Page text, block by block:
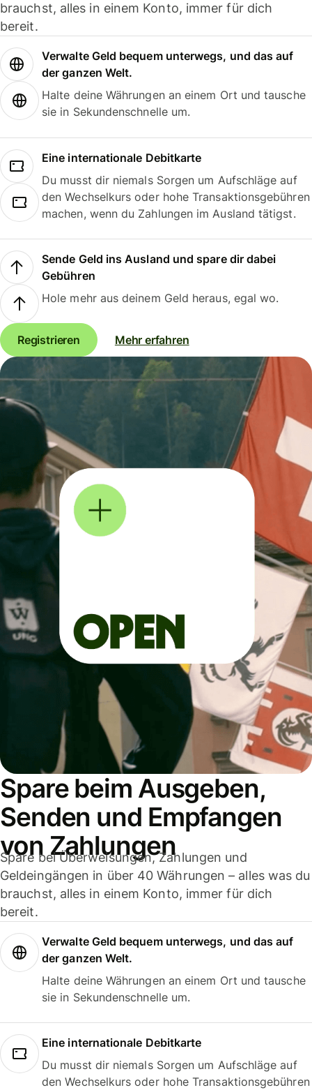
brauchst, alles in einem Konto, immer für dich
bereit.
Verwalte Geld bequem unterwegs, und das auf
der ganzen Welt.
Halte deine Währungen an einem Ort und tausche
sie in Sekundenschnelle um.
Eine internationale Debitkarte
Du musst dir niemals Sorgen um Aufschläge auf
den Wechselkurs oder hohe Transaktionsgebühren
machen, wenn du Zahlungen im Ausland tätigst.
Sende Geld ins Ausland und spare dir dabei
Gebühren
Hole mehr aus deinem Geld heraus, egal wo.
Registrieren Mehr erfahren
Spare beim Ausgeben,
Senden und Empfangen
von Zahlungen
Spare bei Überweisungen, Zahlungen und
Geldeingängen in über 40 Währungen – alles was du
brauchst, alles in einem Konto, immer für dich
bereit.
Verwalte Geld bequem unterwegs, und das auf
der ganzen Welt.
Halte deine Währungen an einem Ort und tausche
sie in Sekundenschnelle um.
Eine internationale Debitkarte
Du musst dir niemals Sorgen um Aufschläge auf
den Wechselkurs oder hohe Transaktionsgebühren